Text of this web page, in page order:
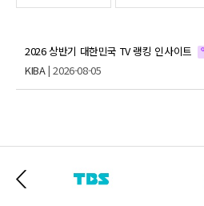
2026 상반기 대한민국 TV 랭킹 인사이트
KIBA| 2026-08-05